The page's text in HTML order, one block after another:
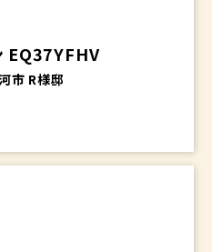
EQ37YFHV
市 R様邸